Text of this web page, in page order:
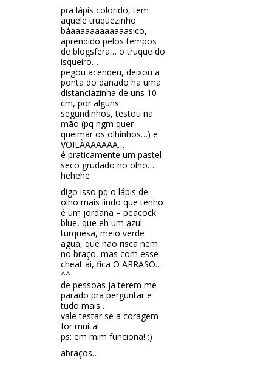
pra lápis colorido, tem
aquele truquezinho
báaaaaaaaaaaaasico,
aprendido pelos tempos
de blogsfera… o truque do
isqueiro…
pegou acendeu, deixou a
ponta do danado ha uma
distanciazinha de uns 10
cm, por alguns
segundinhos, testou na
mão (pq ngm quer
queimar os olhinhos…) e
VOILÀAAAAAA…
é praticamente um pastel
seco grudado no olho…
hehehe
digo isso pq o lápis de
olho mais lindo que tenho
é um jordana – peacock
blue, que eh um azul
turquesa, meio verde
agua, que nao risca nem
no braço, mas com esse
cheat ai, fica O ARRASO…
^^
de pessoas ja terem me
parado pra perguntar e
tudo mais…
vale testar se a coragem
for muita!
ps: em mim funciona! ;)
abraços…